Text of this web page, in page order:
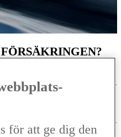
och elektronikskadeförsäkring.
för att ge dig den